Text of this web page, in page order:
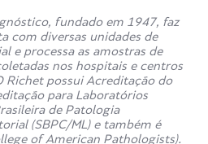
(sérico)
cálcio no sangue, incluindo
quanto o cálcio livre.
os níveis gerais de cálcio.
fundado em 1947, faz
com diversas unidades de
e processa as amostras de
nos hospitais e centros
Richet possui Acreditação do
para Laboratórios
de Patologia
(SBPC/ML) e também é
of American Pathologists).